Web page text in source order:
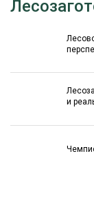
и